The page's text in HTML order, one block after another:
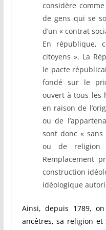
considère
de gens qui se
d’un « contrat
En république,
citoyens ». La
le pacte
fondé sur le
ouvert à tous les
en raison de
ou de
sont donc « sans
ou de
Remplacement
construction
idéologique
Ainsi, depuis 1789,
ancêtres, sa religion et